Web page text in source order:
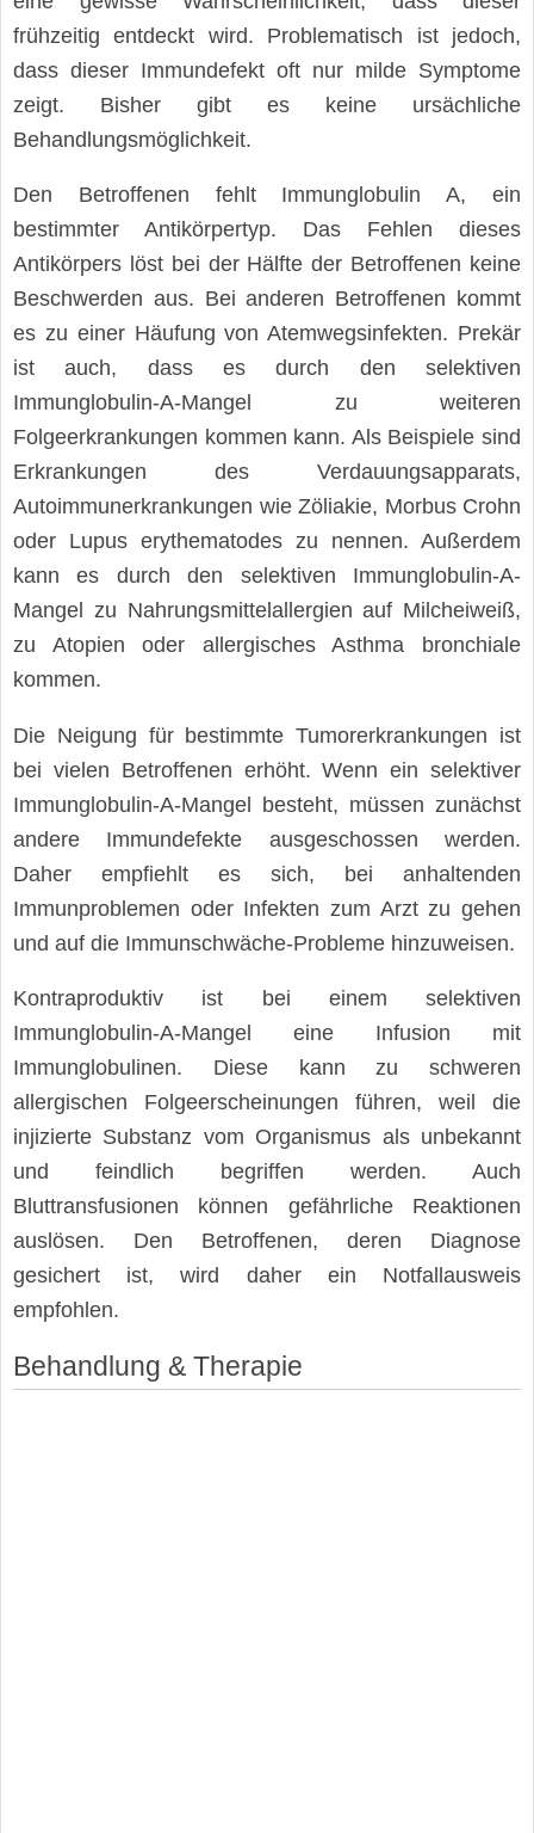
frühzeitig entdeckt wird. Problematisch ist jedoch,
dass dieser Immundefekt oft nur milde Symptome
zeigt. Bisher gibt es keine ursächliche
Behandlungsmöglichkeit.
Den Betroffenen fehlt Immunglobulin A, ein
bestimmter Antikörpertyp. Das Fehlen dieses
Antikörpers löst bei der Hälfte der Betroffenen keine
Beschwerden aus. Bei anderen Betroffenen kommt
es zu einer Häufung von Atemwegsinfekten. Prekär
ist auch, dass es durch den selektiven
Immunglobulin-A-Mangel zu weiteren
Folgeerkrankungen kommen kann. Als Beispiele sind
Erkrankungen des Verdauungsapparats,
Autoimmunerkrankungen wie Zöliakie, Morbus Crohn
oder Lupus erythematodes zu nennen. Außerdem
kann es durch den selektiven Immunglobulin-A-
Mangel zu Nahrungsmittelallergien auf Milcheiweiß,
zu Atopien oder allergisches Asthma bronchiale
kommen.
Die Neigung für bestimmte Tumorerkrankungen ist
bei vielen Betroffenen erhöht. Wenn ein selektiver
Immunglobulin-A-Mangel besteht, müssen zunächst
andere Immundefekte ausgeschossen werden.
Daher empfiehlt es sich, bei anhaltenden
Immunproblemen oder Infekten zum Arzt zu gehen
und auf die Immunschwäche-Probleme hinzuweisen.
Kontraproduktiv ist bei einem selektiven
Immunglobulin-A-Mangel eine Infusion mit
Immunglobulinen. Diese kann zu schweren
allergischen Folgeerscheinungen führen, weil die
injizierte Substanz vom Organismus als unbekannt
und feindlich begriffen werden. Auch
Bluttransfusionen können gefährliche Reaktionen
auslösen. Den Betroffenen, deren Diagnose
gesichert ist, wird daher ein Notfallausweis
empfohlen.
Behandlung & Therapie